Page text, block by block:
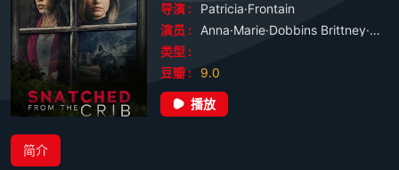
导演 :
Patricia·Frontain
演员 :
Anna·Marie·Dobbins Brittney·Q.·Hill
类型 :
豆瓣 :
9.0
播放
简介